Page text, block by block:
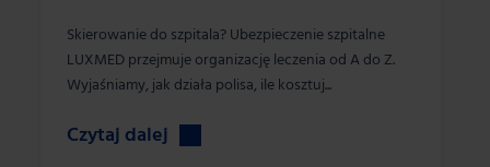
Skierowanie do szpitala? Ubezpieczenie szpitalne
LUXMED przejmuje organizację leczenia od A do Z.
Wyjaśniamy, jak działa polisa, ile kosztuj...
Czytaj dalej